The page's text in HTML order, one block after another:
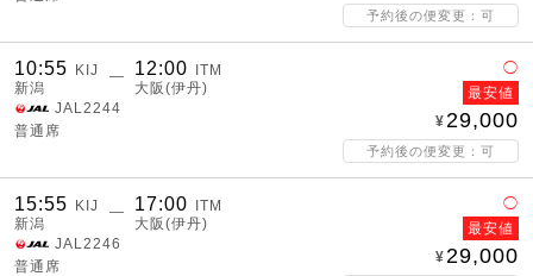
予約後の便変更：可
10:55
KIJ
新潟
― 12:00
ITM
大阪(伊丹)
JAL2244
普通席
◯
最安値
29,000
予約後の便変更：可
15:55
KIJ
新潟
― 17:00
ITM
大阪(伊丹)
JAL2246
普通席
◯
最安値
29,000